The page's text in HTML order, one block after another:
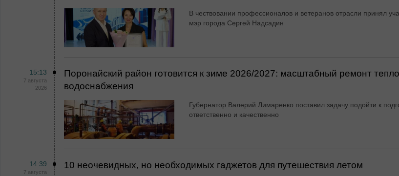
В чествовании профессионалов и ветеранов отрасли принял
мэр города Сергей Надсадин
15:13
7 августа
2026
Поронайский район готовится к зиме 2026/2027: масштабный ремонт
водоснабжения
Губернатор Валерий Лимаренко поставил задачу подойти к
ответственно и качественно
14:39
7 августа
10 неочевидных, но необходимых гаджетов для путешествия летом